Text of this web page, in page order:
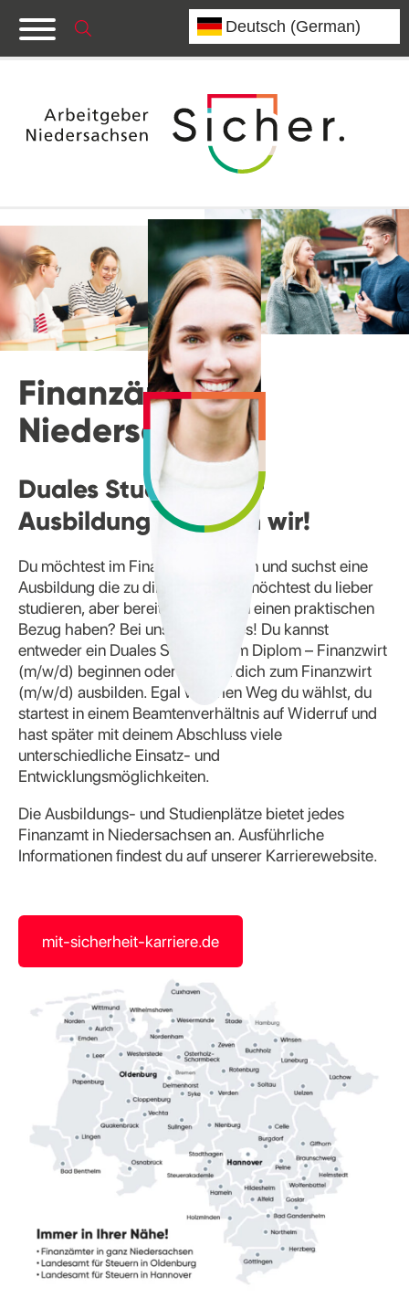
Finanzämter
Niedersachsen
Duales Studium oder
Ausbildung? Können wir!
Du möchtest im Finanzamt arbeiten und suchst eine
Ausbildung die zu dir passt. Oder möchtest du lieber
studieren, aber bereits im Studium einen praktischen
Bezug haben? Bei uns geht beides! Du kannst
entweder ein Duales Studium zum Diplom – Finanzwirt
(m/w/d) beginnen oder du lässt dich zum Finanzwirt
(m/w/d) ausbilden. Egal welchen Weg du wählst, du
startest in einem Beamtenverhältnis auf Widerruf und
hast später mit deinem Abschluss viele
unterschiedliche Einsatz- und
Entwicklungsmöglichkeiten.
Die Ausbildungs- und Studienplätze bietet jedes
Finanzamt in Niedersachsen an. Ausführliche
Informationen findest du auf unserer Karrierewebsite.
mit-sicherheit-karriere.de